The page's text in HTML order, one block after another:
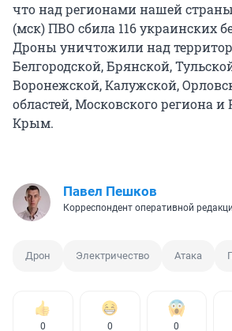
что над регионами нашей страны
(мск) ПВО сбила 116 украинских
Дроны уничтожили над
Белгородской, Брянской,
Воронежской, Калужской,
областей, Московского региона и
Крым.
Павел Пешков
Корреспондент оперативной
Дрон Электричество Атака
0 0 0